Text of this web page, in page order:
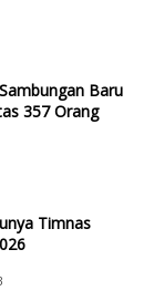
Baru
357 Orang
Timnas